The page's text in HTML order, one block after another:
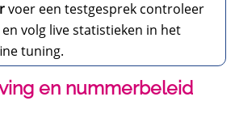
voer een testgesprek controleer
volg live statistieken in het
tuning.​
en nummerbeleid